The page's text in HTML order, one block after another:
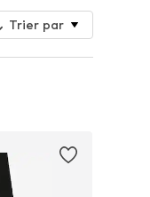
Trier par